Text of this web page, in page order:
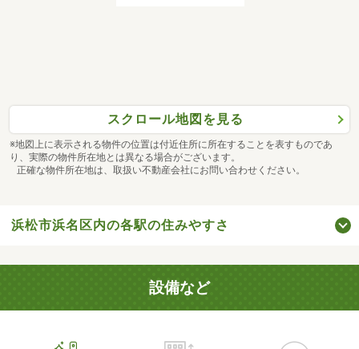
スクロール地図を見る
※地図上に表示される物件の位置は付近住所に所在することを表すものであ
り、実際の物件所在地とは異なる場合がございます。
正確な物件所在地は、取扱い不動産会社にお問い合わせください。
浜松市浜名区内の各駅の住みやすさ
設備など